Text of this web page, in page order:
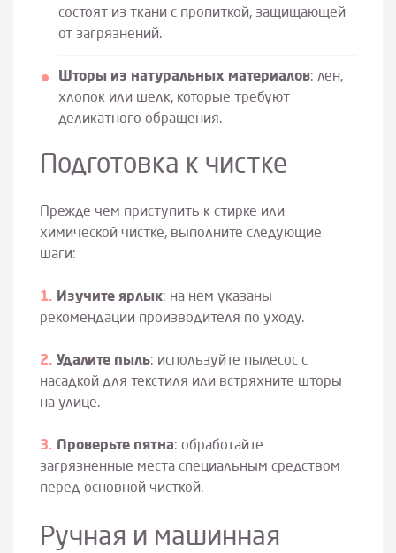
состоят из ткани с пропиткой, защищающей
от загрязнений.
Шторы из натуральных материалов: лен,
хлопок или шелк, которые требуют
деликатного обращения.
Подготовка к чистке
Прежде чем приступить к стирке или
химической чистке, выполните следующие
шаги:
Изучите ярлык: на нем указаны
рекомендации производителя по уходу.
Удалите пыль: используйте пылесос с
насадкой для текстиля или встряхните шторы
на улице.
Проверьте пятна: обработайте
загрязненные места специальным средством
перед основной чисткой.
Ручная и машинная